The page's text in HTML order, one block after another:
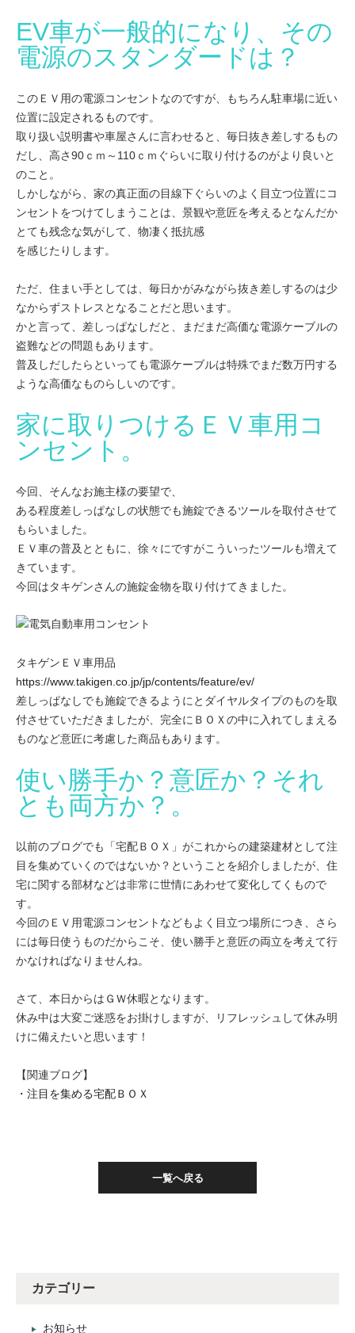
EV車が一般的になり、その
電源のスタンダードは？
このＥＶ用の電源コンセントなのですが、もちろん駐車場に近い
位置に設定されるものです。
取り扱い説明書や車屋さんに言わせると、毎日抜き差しするもの
だし、高さ90ｃｍ～110ｃｍぐらいに取り付けるのがより良いと
のこと。
しかしながら、家の真正面の目線下ぐらいのよく目立つ位置にコ
ンセントをつけてしまうことは、景観や意匠を考えるとなんだか
とても残念な気がして、物凄く抵抗感
を感じたりします。
ただ、住まい手としては、毎日かがみながら抜き差しするのは少
なからずストレスとなることだと思います。
かと言って、差しっぱなしだと、まだまだ高価な電源ケーブルの
盗難などの問題もあります。
普及しだしたらといっても電源ケーブルは特殊でまだ数万円する
ような高価なものらしいのです。
家に取りつけるＥＶ車用コ
ンセント。
今回、そんなお施主様の要望で、
ある程度差しっぱなしの状態でも施錠できるツールを取付させて
もらいました。
ＥＶ車の普及とともに、徐々にですがこういったツールも増えて
きています。
今回はタキゲンさんの施錠金物を取り付けてきました。
タキゲンＥＶ車用品
https://www.takigen.co.jp/jp/contents/feature/ev/
差しっぱなしでも施錠できるようにとダイヤルタイプのものを取
付させていただきましたが、完全にＢＯＸの中に入れてしまえる
ものなど意匠に考慮した商品もあります。
使い勝手か？意匠か？それ
とも両方か？。
以前のブログでも「宅配ＢＯＸ」がこれからの建築建材として注
目を集めていくのではないか？ということを紹介しましたが、住
宅に関する部材などは非常に世情にあわせて変化してくもので
す。
今回のＥＶ用電源コンセントなどもよく目立つ場所につき、さら
には毎日使うものだからこそ、使い勝手と意匠の両立を考えて行
かなければなりませんね。
さて、本日からはＧＷ休暇となります。
休み中は大変ご迷惑をお掛けしますが、リフレッシュして休み明
けに備えたいと思います！
【関連ブログ】
・注目を集める宅配ＢＯＸ
一覧へ戻る
カテゴリー
お知らせ